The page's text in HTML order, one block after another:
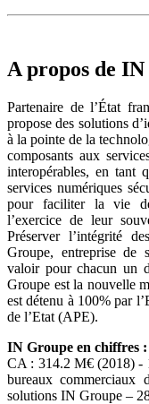
A propos de
Partenaire de l’État
propose des solutions
à la pointe de la
composants aux
interopérables, en tant
services numériques
pour faciliter la vie
l’exercice de leur
Préserver l’intégrité
Groupe, entreprise de
valoir pour chacun un
Groupe est la nouvelle
est détenu à 100% par
de l’Etat (APE).
IN Groupe en chiffres :
CA : 314.2 M€ (2018) -
bureaux commerciaux
solutions IN Groupe –